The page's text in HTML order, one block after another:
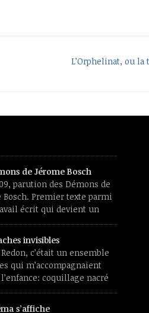
L’Orphelinat, ou
de Jérome Bosch
parution des Démons de
Bosch. Premier texte parmi
écrit qui devient un
vrai, qu’on trouve dans les
vente de livres et aura des
Premier souvenir de
feuilleté dans
L’émerveillement devant
invisibles
c’était un ensemble
qui m’accompagnaient
coquillage nacré
du sud, Bouddha serein,
profils de médaille
s’affiche